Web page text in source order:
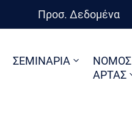
Προσ. Δεδομένα
ΣΕΜΙΝΑΡΙΑ
ΝΟΜΟΣ
ΑΡΤΑΣ